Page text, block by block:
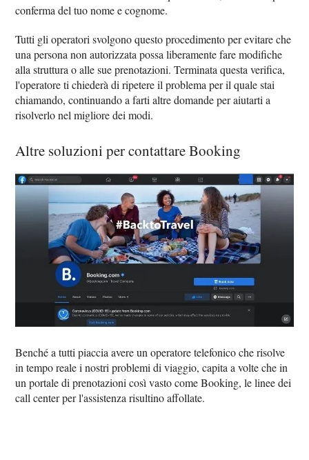
conferma del tuo nome e cognome.
Tutti gli operatori svolgono questo procedimento per evitare che
una persona non autorizzata possa liberamente fare modifiche
alla struttura o alle sue prenotazioni. Terminata questa verifica,
l'operatore ti chiederà di ripetere il problema per il quale stai
chiamando, continuando a farti altre domande per aiutarti a
risolverlo nel migliore dei modi.
Altre soluzioni per contattare Booking
Benché a tutti piaccia avere un operatore telefonico che risolve
in tempo reale i nostri problemi di viaggio, capita a volte che in
un portale di prenotazioni così vasto come Booking, le linee dei
call center per l'assistenza risultino affollate.